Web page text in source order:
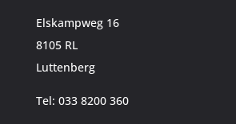
Elskampweg 16
8105 RL
Luttenberg
Tel: 033 8200 360